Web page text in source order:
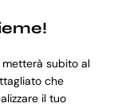
subito al
che
il tuo